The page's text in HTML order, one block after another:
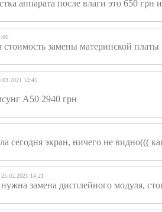
аппарата после влаги это 650 грн
стоимость замены материнской
12:45
А50 2940 грн
сегодня экран, ничего не видно(((
25.02.2021 14:21
замена дисплейного модуля,